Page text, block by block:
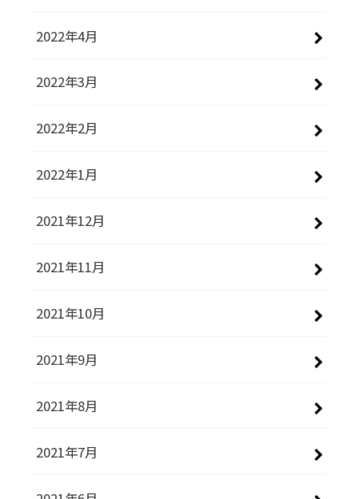
2022年4月
2022年3月
2022年2月
2022年1月
2021年12月
2021年11月
2021年10月
2021年9月
2021年8月
2021年7月